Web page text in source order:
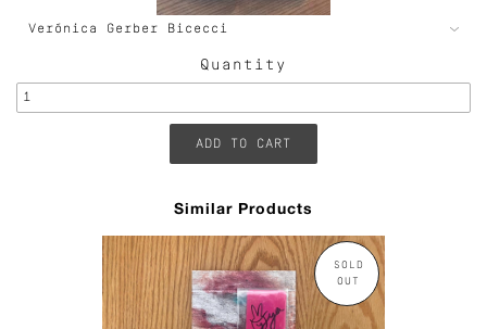
Quantity
Similar Products
SOLD
OUT